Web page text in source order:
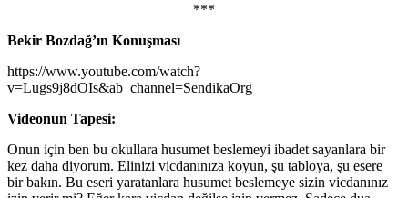
***
Bekir Bozdağ’ın Konuşması
https://www.youtube.com/watch?
v=Lugs9j8dOIs&ab_channel=SendikaOrg
Videonun Tapesi:
Onun için ben bu okullara husumet beslemeyi ibadet sayanlara bir
kez daha diyorum. Elinizi vicdanınıza koyun, şu tabloya, şu esere
bir bakın. Bu eseri yaratanlara husumet beslemeye sizin vicdanınız